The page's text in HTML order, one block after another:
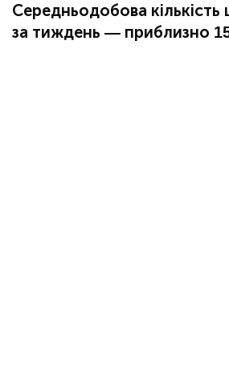
Середньодобова
за тиждень — приблизно